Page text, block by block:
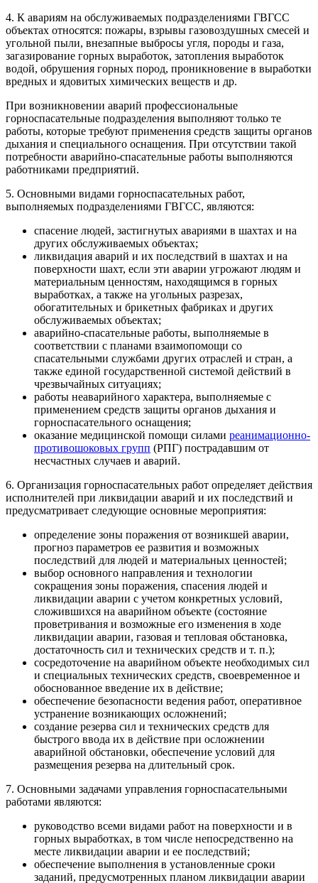
4. К авариям на обслуживаемых подразделениями ГВГСС
объектах относятся: пожары, взрывы газовоздушных смесей и
угольной пыли, внезапные выбросы угля, породы и газа,
загазирование горных выработок, затопления выработок
водой, обрушения горных пород, проникновение в выработки
вредных и ядовитых химических веществ и др.
При возникновении аварий профессиональные
горноспасательные подразделения выполняют только те
работы, которые требуют применения средств защиты органов
дыхания и специального оснащения. При отсутствии такой
потребности аварийно-спасательные работы выполняются
работниками предприятий.
5. Основными видами горноспасательных работ,
выполняемых подразделениями ГВГСС, являются:
спасение людей, застигнутых авариями в шахтах и на
других обслуживаемых объектах;
ликвидация аварий и их последствий в шахтах и на
поверхности шахт, если эти аварии угрожают людям и
материальным ценностям, находящимся в горных
выработках, а также на угольных разрезах,
обогатительных и брикетных фабриках и других
обслуживаемых объектах;
аварийно-спасательные работы, выполняемые в
соответствии с планами взаимопомощи со
спасательными службами других отраслей и стран, а
также единой государственной системой действий в
чрезвычайных ситуациях;
работы неаварийного характера, выполняемые с
применением средств защиты органов дыхания и
горноспасательного оснащения;
оказание медицинской помощи силами реанимационно-
противошоковых групп (РПГ) пострадавшим от
несчастных случаев и аварий.
6. Организация горноспасательных работ определяет действия
исполнителей при ликвидации аварий и их последствий и
предусматривает следующие основные мероприятия:
определение зоны поражения от возникшей аварии,
прогноз параметров ее развития и возможных
последствий для людей и материальных ценностей;
выбор основного направления и технологии
сокращения зоны поражения, спасения людей и
ликвидации аварии с учетом конкретных условий,
сложившихся на аварийном объекте (состояние
проветривания и возможные его изменения в ходе
ликвидации аварии, газовая и тепловая обстановка,
достаточность сил и технических средств и т. п.);
сосредоточение на аварийном объекте необходимых сил
и специальных технических средств, своевременное и
обоснованное введение их в действие;
обеспечение безопасности ведения работ, оперативное
устранение возникающих осложнений;
создание резерва сил и технических средств для
быстрого ввода их в действие при осложнении
аварийной обстановки, обеспечение условий для
размещения резерва на длительный срок.
7. Основными задачами управления горноспасательными
работами являются:
руководство всеми видами работ на поверхности и в
горных выработках, в том числе непосредственно на
месте ликвидации аварии и ее последствий;
обеспечение выполнения в установленные сроки
заданий, предусмотренных планом ликвидации аварии